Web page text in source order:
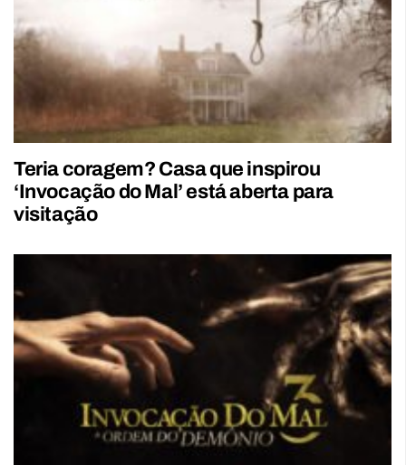
Teria coragem? Casa que inspirou
‘Invocação do Mal’ está aberta para
visitação